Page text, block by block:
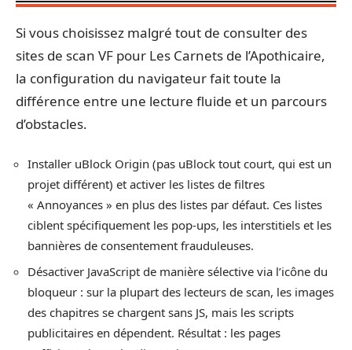
Si vous choisissez malgré tout de consulter des
sites de scan VF pour Les Carnets de l’Apothicaire,
la configuration du navigateur fait toute la
différence entre une lecture fluide et un parcours
d’obstacles.
Installer uBlock Origin (pas uBlock tout court, qui est un
projet différent) et activer les listes de filtres
« Annoyances » en plus des listes par défaut. Ces listes
ciblent spécifiquement les pop-ups, les interstitiels et les
bannières de consentement frauduleuses.
Désactiver JavaScript de manière sélective via l’icône du
bloqueur : sur la plupart des lecteurs de scan, les images
des chapitres se chargent sans JS, mais les scripts
publicitaires en dépendent. Résultat : les pages